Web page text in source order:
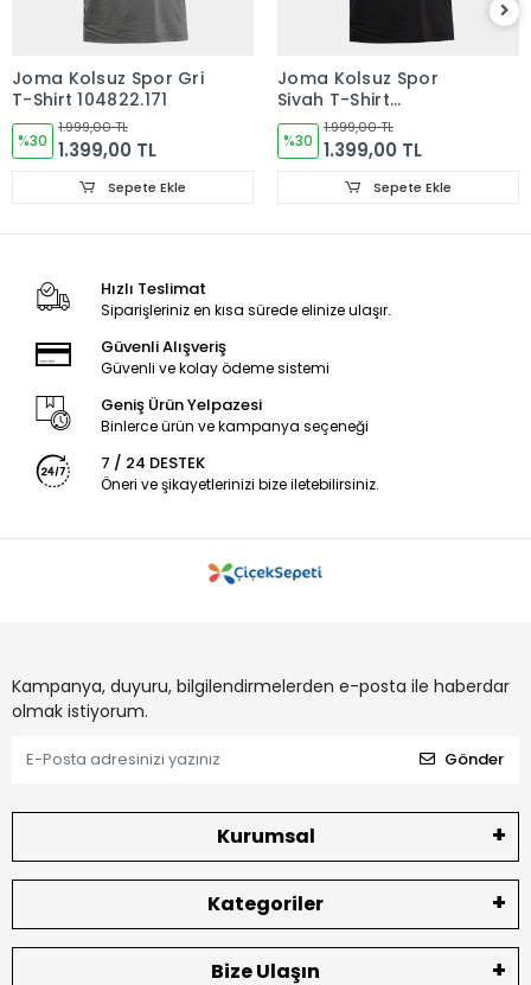
Joma Kolsuz Spor Gri
T-Shirt 104822.171
%30
1.999,00 TL
1.399,00 TL
Sepete Ekle
Joma Kolsuz Spor
Siyah T-Shirt
104822.100
%30
1.999,00 TL
1.399,00 TL
Sepete Ekle
Hızlı Teslimat
Siparişleriniz en kısa sürede elinize ulaşır.
Güvenli Alışveriş
Güvenli ve kolay ödeme sistemi
Geniş Ürün Yelpazesi
Binlerce ürün ve kampanya seçeneği
7 / 24 DESTEK
Öneri ve şikayetlerinizi bize iletebilirsiniz.
Kampanya, duyuru, bilgilendirmelerden e-posta ile haberdar
olmak istiyorum.
Gönder
Kurumsal
Kategoriler
Bize Ulaşın